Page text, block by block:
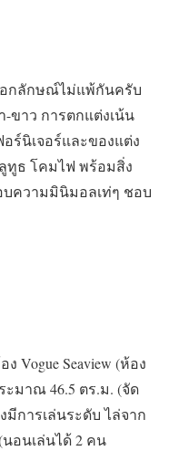
อกลักษณ์ไม่แพ้กันครับ
ขาว การตกแต่งเน้น
ร์นิเจอร์และของแต่ง
ทูธ โคมไฟ พร้อมสิ่ง
ความมินิมอลเท่ๆ ชอบ
Vogue Seaview (ห้อง
ะมาณ 46.5 ตร.ม. (จัด
การเล่นระดับ ไล่จาก
อนเล่นได้ 2 คน